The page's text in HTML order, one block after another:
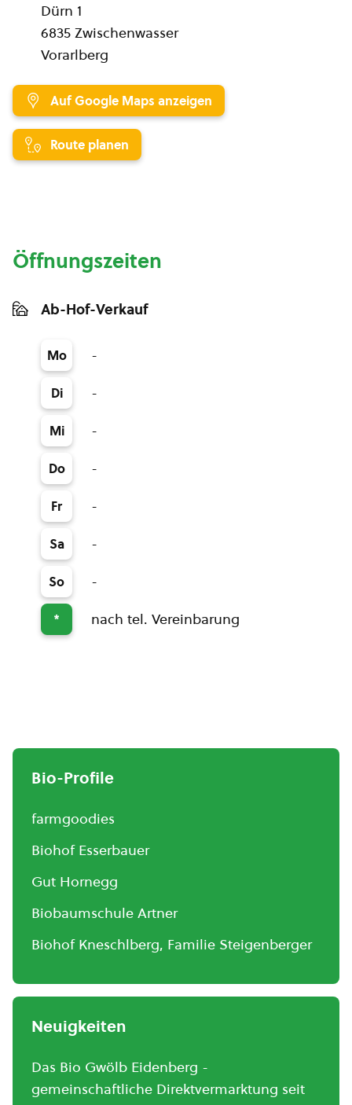
Dürn 1
6835 Zwischenwasser
Vorarlberg
Auf Google Maps anzeigen
Route planen
Öffnungszeiten
Ab-Hof-Verkauf
Mo -
Di -
Mi -
Do -
Fr -
Sa -
So -
* nach tel. Vereinbarung
Bio-Profile
farmgoodies
Biohof Esserbauer
Gut Hornegg
Biobaumschule Artner
Biohof Kneschlberg, Familie Steigenberger
Neuigkeiten
Das Bio Gwölb Eidenberg -
gemeinschaftliche Direktvermarktung seit